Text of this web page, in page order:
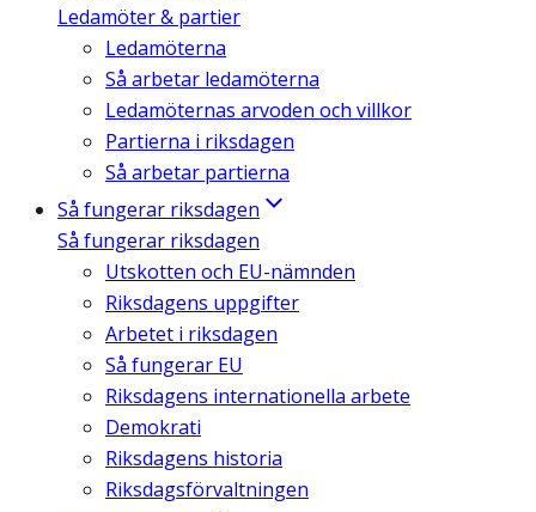
Ledamöter & partier
Ledamöterna
Så arbetar ledamöterna
Ledamöternas arvoden och villkor
Partierna i riksdagen
Så arbetar partierna
Så fungerar riksdagen
Så fungerar riksdagen
Utskotten och EU-nämnden
Riksdagens uppgifter
Arbetet i riksdagen
Så fungerar EU
Riksdagens internationella arbete
Demokrati
Riksdagens historia
Riksdagsförvaltningen